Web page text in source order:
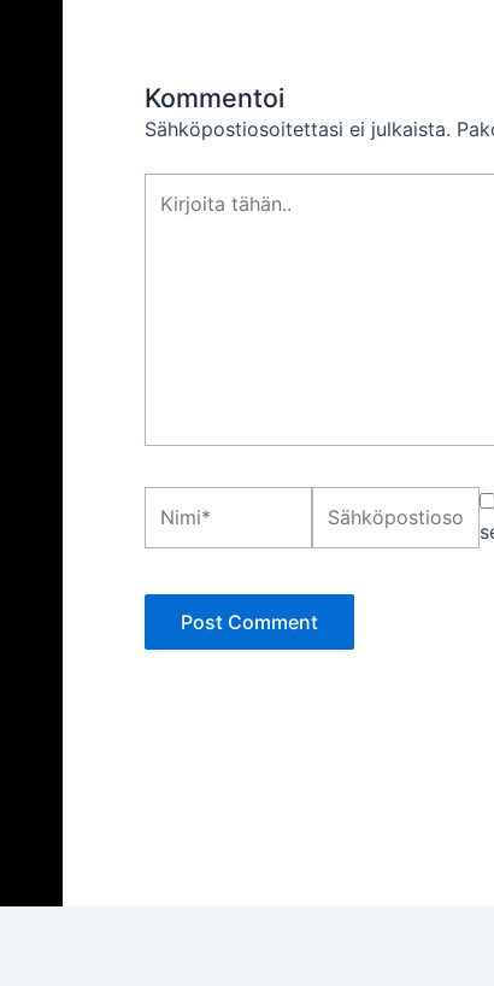
Kommentoi
Sähköpostiosoitettasi ei julkaista.
tähän..
Sähköpostiosoite*